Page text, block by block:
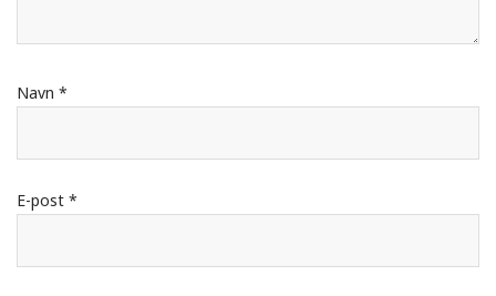
Navn *
E-post *